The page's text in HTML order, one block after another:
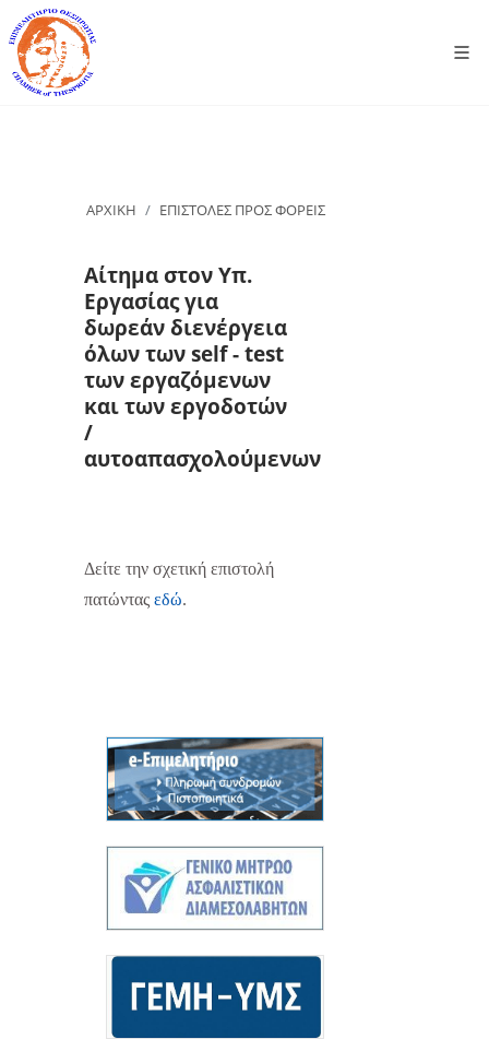
ΑΡΧΙΚΗ ΕΠΙΣΤΟΛΕΣ ΠΡΟΣ ΦΟΡΕΙΣ
Αίτημα στον Υπ.
Εργασίας για
δωρεάν διενέργεια
όλων των self - test
των εργαζόμενων
και των εργοδοτών
/
αυτοαπασχολούμενων
Δείτε την σχετική επιστολή
πατώντας εδώ.